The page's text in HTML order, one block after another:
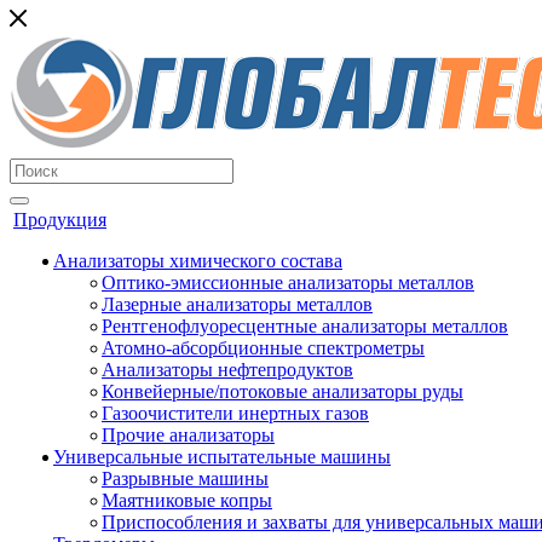
Продукция
Анализаторы химического состава
Оптико-эмиссионные анализаторы металлов
Лазерные анализаторы металлов
Рентгенофлуоресцентные анализаторы металлов
Атомно-абсорбционные спектрометры
Анализаторы нефтепродуктов
Конвейерные/потоковые анализаторы руды
Газоочистители инертных газов
Прочие анализаторы
Универсальные испытательные машины
Разрывные машины
Маятниковые копры
Приспособления и захваты для универсальных